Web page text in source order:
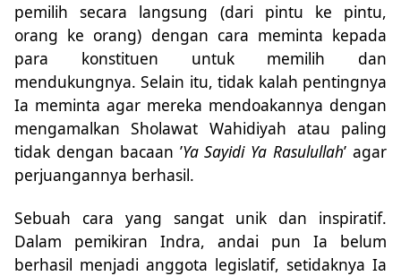
pemilih secara langsung (dari pintu ke pintu,
orang ke orang) dengan cara meminta kepada
para konstituen untuk memilih dan
mendukungnya. Selain itu, tidak kalah pentingnya
Ia meminta agar mereka mendoakannya dengan
mengamalkan Sholawat Wahidiyah atau paling
tidak dengan bacaan ’Ya Sayidi Ya Rasulullah’ agar
perjuangannya berhasil.
Sebuah cara yang sangat unik dan inspiratif.
Dalam pemikiran Indra, andai pun Ia belum
berhasil menjadi anggota legislatif, setidaknya Ia